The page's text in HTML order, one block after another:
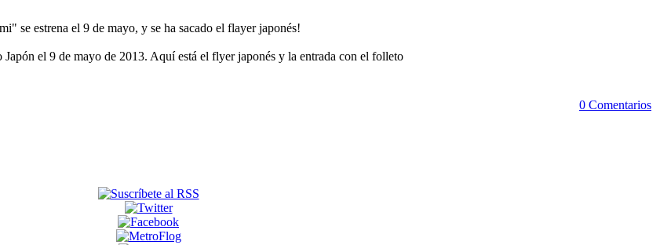
se estrena el 9 de mayo, y se ha sacado el flayer japonés!
el 9 de mayo de 2013. Aquí está el flyer japonés y la entrada con el folleto
0 Comentarios